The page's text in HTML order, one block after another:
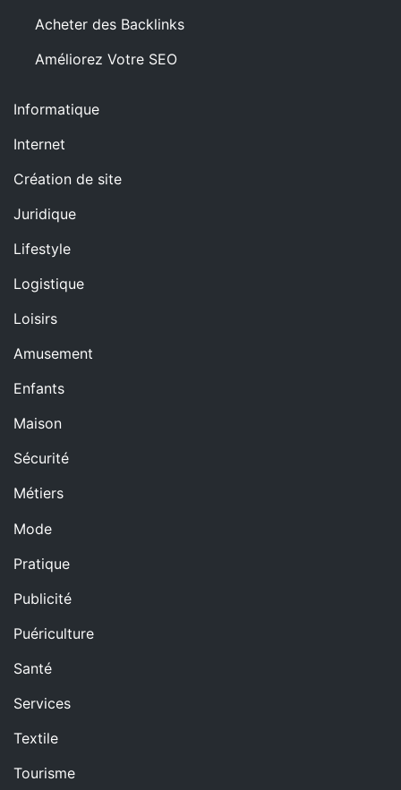
Acheter des Backlinks
Améliorez Votre SEO
Informatique
Internet
Création de site
Juridique
Lifestyle
Logistique
Loisirs
Amusement
Enfants
Maison
Sécurité
Métiers
Mode
Pratique
Publicité
Puériculture
Santé
Services
Textile
Tourisme